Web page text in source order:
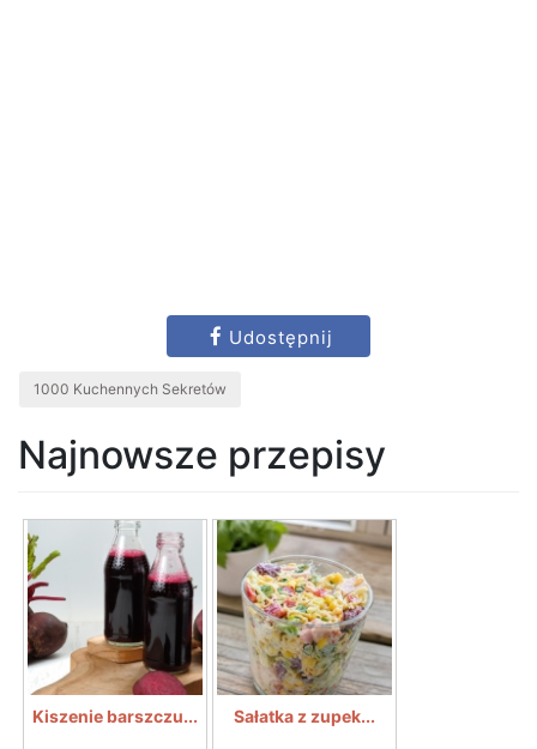
Udostępnij
1000 Kuchennych Sekretów
Najnowsze przepisy
Kiszenie barszczu... Sałatka z zupek...